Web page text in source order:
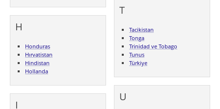
H
Honduras
Hırvatistan
Hindistan
Hollanda
I
T
Tacikistan
Tonga
Trinidad ve Tobago
Tunus
Türkiye
U